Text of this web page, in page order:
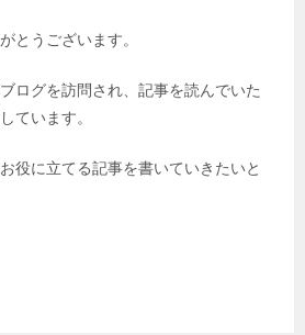
とうございます。
ログを訪問され、記事を読んでいた
ています。
役に立てる記事を書いていきたいと